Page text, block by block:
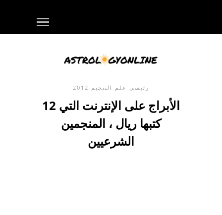
رئيسي علم التنجيم
12 الأبراج على الإنترنت التي
كتبها ريال ، المنجمين
الشرعيين